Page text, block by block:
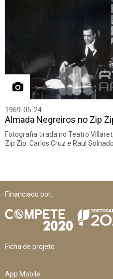
1969-05-24
Almada Negreiros no Zip
Fotografia tirada no Teatro
Zip Zip. Carlos Cruz e Raul
Financiado por:
Ficha de projeto
App Mobile